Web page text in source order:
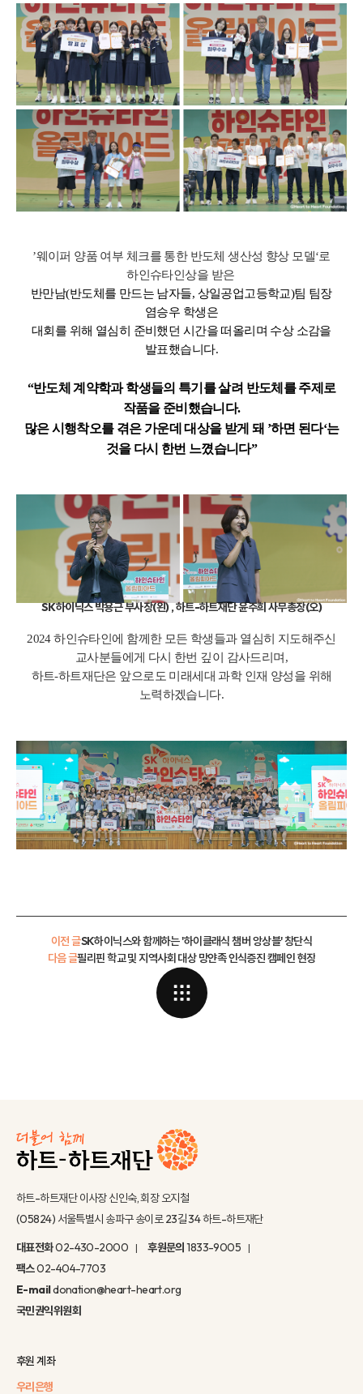
’웨이퍼 양품 여부 체크를 통한 반도체 생산성 향상 모델‘로
하인슈타인상을 받은
반만남(반도체를 만드는 남자들, 상일공업고등학교)팀 팀장
염승우 학생은
대회를 위해 열심히 준비했던 시간을 떠올리며 수상 소감을
발표했습니다.
“반도체 계약학과 학생들의 특기를 살려 반도체를 주제로
작품을 준비했습니다.
많은 시행착오를 겪은 가운데 대상을 받게 돼 ’하면 된다‘는
것을 다시 한번 느꼈습니다”
SK하이닉스 박용근 부사장(왼) , 하트-하트재단 윤주희 사무총장(오)
2024 하인슈타인에 함께한 모든 학생들과 열심히 지도해주신
교사분들에게 다시 한번 깊이 감사드리며,
하트-하트재단은 앞으로도 미래세대 과학 인재 양성을 위해
노력하겠습니다.
이전 글SK하이닉스와 함께하는 '하이클래식 챔버 앙상블' 창단식
필리핀 학교 및 지역사회 대상 망얀족 인식증진 캠페인 현장
다음 글
하트-하트재단 이사장 신인숙, 회장 오지철
(05824) 서울특별시 송파구 송이로 23길 34 하트-하트재단
대표전화02-430-2000 후원문의1833-9005
팩스02-404-7703
E-maildonation@heart-heart.org
국민권익위원회
후원 계좌
우리은행